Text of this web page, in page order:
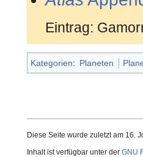
Eintrag:
Kategorien: Planeten
Diese Seite wurde zuletzt am 16.
Inhalt ist verfügbar unter der GNU